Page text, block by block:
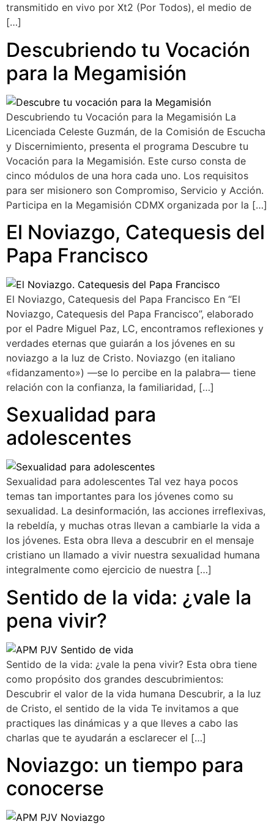
transmitido en vivo por Xt2 (Por Todos), el medio de
[…]
Descubriendo tu Vocación
para la Megamisión
Descubriendo tu Vocación para la Megamisión La
Licenciada Celeste Guzmán, de la Comisión de Escucha
y Discernimiento, presenta el programa Descubre tu
Vocación para la Megamisión. Este curso consta de
cinco módulos de una hora cada uno. Los requisitos
para ser misionero son Compromiso, Servicio y Acción.
Participa en la Megamisión CDMX organizada por la […]
El Noviazgo, Catequesis del
Papa Francisco
El Noviazgo, Catequesis del Papa Francisco En “El
Noviazgo, Catequesis del Papa Francisco”, elaborado
por el Padre Miguel Paz, LC, encontramos reflexiones y
verdades eternas que guiarán a los jóvenes en su
noviazgo a la luz de Cristo. Noviazgo (en italiano
«fidanzamento») —se lo percibe en la palabra— tiene
relación con la confianza, la familiaridad, […]
Sexualidad para
adolescentes
Sexualidad para adolescentes Tal vez haya pocos
temas tan importantes para los jóvenes como su
sexualidad. La desinformación, las acciones irreflexivas,
la rebeldía, y muchas otras llevan a cambiarle la vida a
los jóvenes. Esta obra lleva a descubrir en el mensaje
cristiano un llamado a vivir nuestra sexualidad humana
integralmente como ejercicio de nuestra […]
Sentido de la vida: ¿vale la
pena vivir?
Sentido de la vida: ¿vale la pena vivir? Esta obra tiene
como propósito dos grandes descubrimientos:
Descubrir el valor de la vida humana Descubrir, a la luz
de Cristo, el sentido de la vida Te invitamos a que
practiques las dinámicas y a que lleves a cabo las
charlas que te ayudarán a esclarecer el […]
Noviazgo: un tiempo para
conocerse